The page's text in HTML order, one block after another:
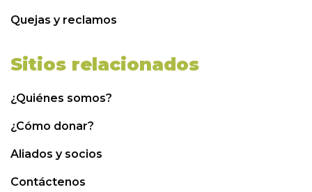
Quejas y reclamos
Sitios relacionados
¿Quiénes somos?
¿Cómo donar?
Aliados y socios
Contáctenos